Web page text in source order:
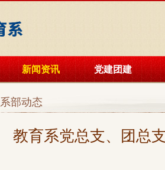
新闻资讯 党建团建
系部动态
教育系党总支、团总